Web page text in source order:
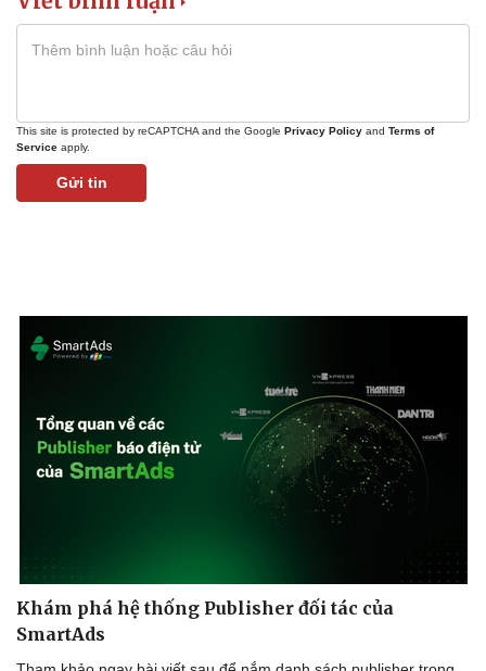
This site is protected by reCAPTCHA and the Google Privacy Policy and Terms of
Service apply.
Gửi tin
Khám phá hệ thống Publisher đối tác của
SmartAds